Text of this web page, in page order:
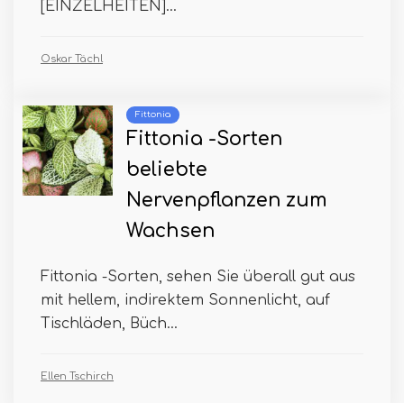
[EINZELHEITEN]...
Oskar Tächl
Fittonia
Fittonia -Sorten
beliebte
Nervenpflanzen zum
Wachsen
Fittonia -Sorten, sehen Sie überall gut aus
mit hellem, indirektem Sonnenlicht, auf
Tischläden, Büch...
Ellen Tschirch